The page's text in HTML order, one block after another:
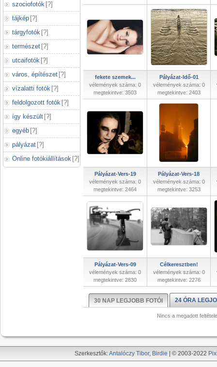
szociofotók [?]
tájkép [?]
tárgyfotók [?]
természet [?]
utcaifotók [?]
város, építészet [?]
vízalatti fotók [?]
feldolgozott fotók [?]
így készült [?]
egyéb [?]
pályázat [?]
Online fotókiállítások [?]
fekete szemek...
vélemények száma: 0
megtekintve: 3503
Pályázat-Idő-01
vélemények száma: 0
megtekintve: 2403
Pályázat-Vers-19
vélemények száma: 0
megtekintve: 2464
Pályázat-Vers-18
vélemények száma: 0
megtekintve: 3253
Pályázat-Vers-09
vélemények száma: 0
megtekintve: 2830
Célkeresztben!
vélemények száma: 0
megtekintve: 2276
30 NAP LEGJOBB FOTÓI 24 ÓRA
Nincs a megadott
Szerkesztők:Antalóczy Tibor, Birdie | © 2003-2022